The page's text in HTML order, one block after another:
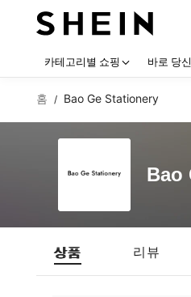
카테고리별 쇼핑 바로 당
홈 / Bao Ge Stationery
Bao
상품 리뷰